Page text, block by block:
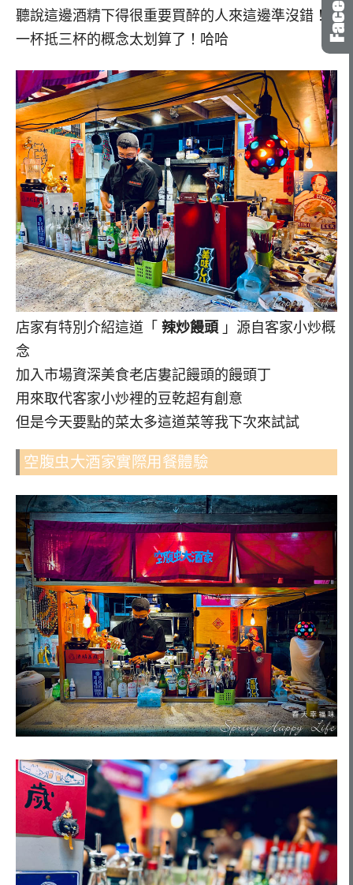
聽說這邊酒精下得很重要買醉的人來這邊準沒錯！
一杯抵三杯的概念太划算了！哈哈
店家有特別介紹這道「 辣炒饅頭 」源自客家小炒概
念
加入市場資深美食老店婁記饅頭的饅頭丁
用來取代客家小炒裡的豆乾超有創意
但是今天要點的菜太多這道菜等我下次來試試
空腹虫大酒家實際用餐體驗